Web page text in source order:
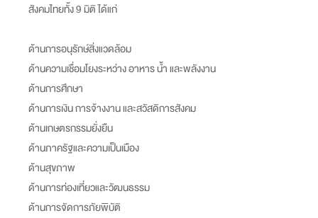
สังคมไทยทั้ง 9 มิติ ได้แก่
ด้านการอนุรักษ์สิ่งแวดล้อม
ด้านความเชื่อมโยงระหว่าง อาหาร น้ำ และพลังงาน
ด้านการศึกษา
ด้านการเงิน การจ้างงาน และสวัสดิการสังคม
ด้านเกษตรกรรมยั่งยืน
ด้านภาครัฐและความเป็นเมือง
ด้านสุขภาพ
ด้านการท่องเที่ยวและวัฒนธรรม
ด้านการจัดการภัยพิบัติ